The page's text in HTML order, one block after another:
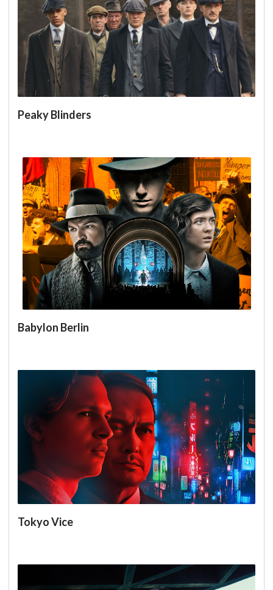
Peaky Blinders
Babylon Berlin
Tokyo Vice